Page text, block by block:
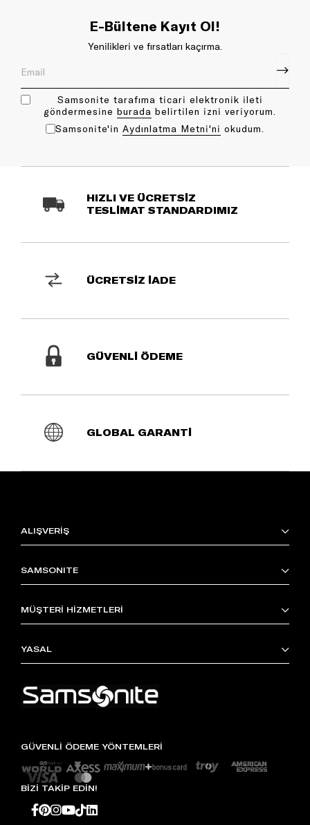
E-Bültene Kayıt Ol!
Yenilikleri ve fırsatları kaçırma.
Samsonite tarafıma ticari elektronik ileti
göndermesine bu rada belirtilen izni veriyorum.
Samsonite'in Aydınlatma Metni'ni okudum.
HIZLI VE ÜCRETSİZ
TESLİMAT STANDARDIMIZ
ÜCRETSİZ İADE
GÜVENLİ ÖDEME
GLOBAL GARANTİ
ALIŞVERİŞ
SAMSONITE
MÜŞTERİ HİZMETLERİ
YASAL
GÜVENLİ ÖDEME YÖNTEMLERİ
BİZİ TAKİP EDİN!